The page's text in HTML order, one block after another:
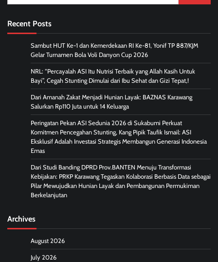
for:
Recent Posts
Sambut HUT Ke-1 dan Kemerdekaan RI Ke-81, Yonif TP 887/KJM
Gelar Turnamen Bola Voli Danyon Cup 2026
NRL: “Percayalah ASI Itu Nutrisi Terbaik yang Allah Kasih Untuk
Bayi”, Cegah Stunting Dimulai dari Ibu Sehat dan Gizi Tepat,!
Dari Amanah Zakat Menjadi Hunian Layak: BAZNAS Karawang
Salurkan Rp110 Juta untuk 14 Keluarga
Peringatan Pekan ASI Sedunia 2026 di Sukabumi Perkuat
Komitmen Pencegahan Stunting, Kang Pipik Taufik Ismail: ASI
Eksklusif Adalah Investasi Strategis Membangun Generasi Indonesia
Emas
Dari Studi Banding DPRD Prov.BANTEN Menuju Transformasi
Kebijakan: PRKP Karawang Tegaskan Kolaborasi Berbasis Data sebagai
Pilar Mewujudkan Hunian Layak dan Pembangunan Permukiman
Berkelanjutan
Archives
August 2026
July 2026